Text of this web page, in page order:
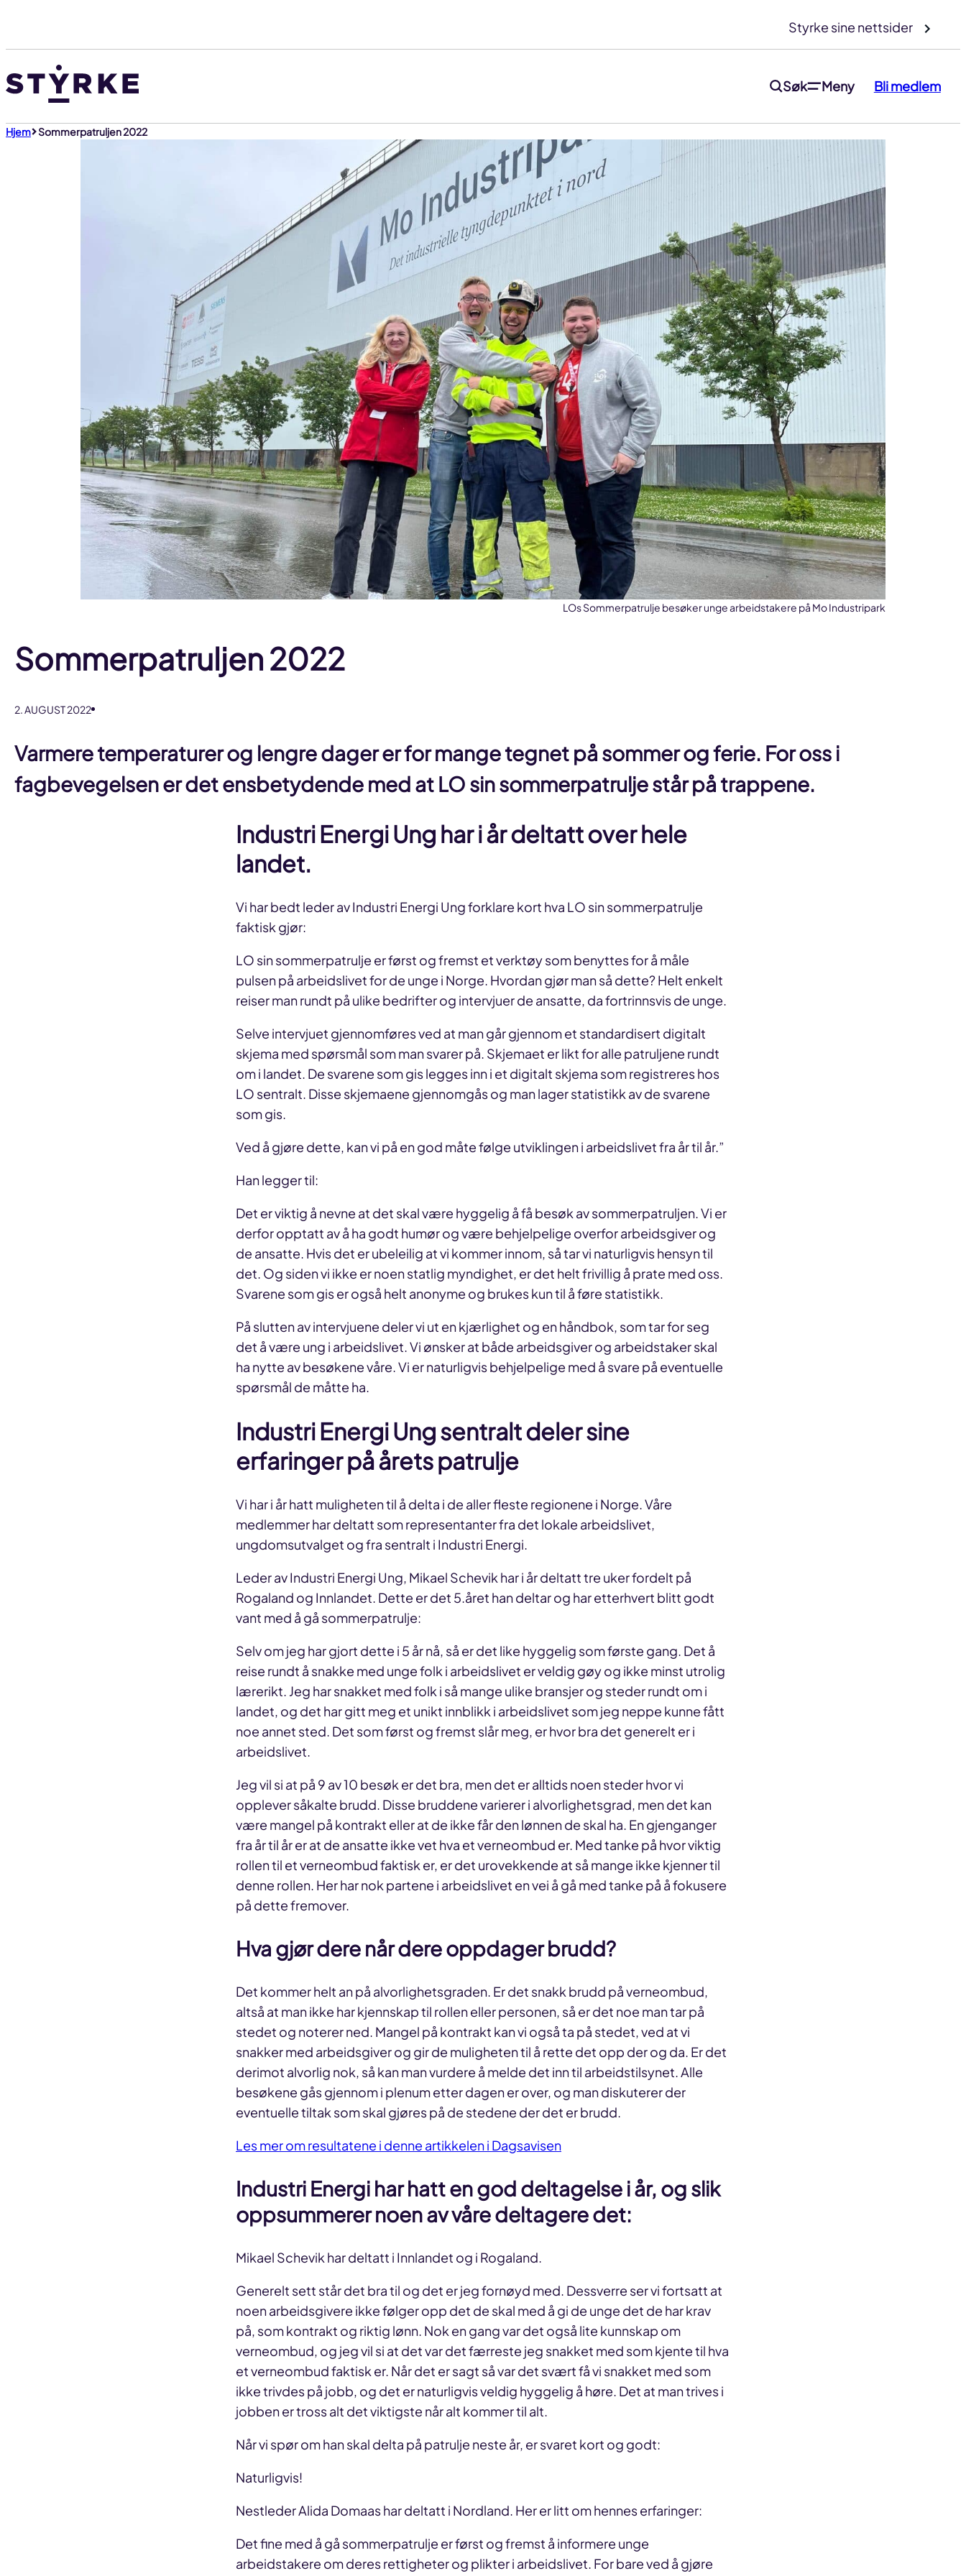
innhold
Styrke sine nettsider
Søk Meny Bli medlem
Hjem Sommerpatruljen 2022
LOs Sommerpatrulje besøker unge arbeidstakere på Mo Industripark
Sommerpatruljen 2022
2. AUGUST 2022
Varmere temperaturer og lengre dager er for mange tegnet på sommer og ferie. For oss i
fagbevegelsen er det ensbetydende med at LO sin sommerpatrulje står på trappene.
Industri Energi Ung har i år deltatt over hele
landet.
Vi har bedt leder av Industri Energi Ung forklare kort hva LO sin sommerpatrulje
faktisk gjør:
LO sin sommerpatrulje er først og fremst et verktøy som benyttes for å måle
pulsen på arbeidslivet for de unge i Norge. Hvordan gjør man så dette? Helt enkelt
reiser man rundt på ulike bedrifter og intervjuer de ansatte, da fortrinnsvis de unge.
Selve intervjuet gjennomføres ved at man går gjennom et standardisert digitalt
skjema med spørsmål som man svarer på. Skjemaet er likt for alle patruljene rundt
om i landet. De svarene som gis legges inn i et digitalt skjema som registreres hos
LO sentralt. Disse skjemaene gjennomgås og man lager statistikk av de svarene
som gis.
Ved å gjøre dette, kan vi på en god måte følge utviklingen i arbeidslivet fra år til år.”
Han legger til:
Det er viktig å nevne at det skal være hyggelig å få besøk av sommerpatruljen. Vi er
derfor opptatt av å ha godt humør og være behjelpelige overfor arbeidsgiver og
de ansatte. Hvis det er ubeleilig at vi kommer innom, så tar vi naturligvis hensyn til
det. Og siden vi ikke er noen statlig myndighet, er det helt frivillig å prate med oss.
Svarene som gis er også helt anonyme og brukes kun til å føre statistikk.
På slutten av intervjuene deler vi ut en kjærlighet og en håndbok, som tar for seg
det å være ung i arbeidslivet. Vi ønsker at både arbeidsgiver og arbeidstaker skal
ha nytte av besøkene våre. Vi er naturligvis behjelpelige med å svare på eventuelle
spørsmål de måtte ha.
Industri Energi Ung sentralt deler sine
erfaringer på årets patrulje
Vi har i år hatt muligheten til å delta i de aller fleste regionene i Norge. Våre
medlemmer har deltatt som representanter fra det lokale arbeidslivet,
ungdomsutvalget og fra sentralt i Industri Energi.
Leder av Industri Energi Ung, Mikael Schevik har i år deltatt tre uker fordelt på
Rogaland og Innlandet. Dette er det 5.året han deltar og har etterhvert blitt godt
vant med å gå sommerpatrulje:
Selv om jeg har gjort dette i 5 år nå, så er det like hyggelig som første gang. Det å
reise rundt å snakke med unge folk i arbeidslivet er veldig gøy og ikke minst utrolig
lærerikt. Jeg har snakket med folk i så mange ulike bransjer og steder rundt om i
landet, og det har gitt meg et unikt innblikk i arbeidslivet som jeg neppe kunne fått
noe annet sted. Det som først og fremst slår meg, er hvor bra det generelt er i
arbeidslivet.
Jeg vil si at på 9 av 10 besøk er det bra, men det er alltids noen steder hvor vi
opplever såkalte brudd. Disse bruddene varierer i alvorlighetsgrad, men det kan
være mangel på kontrakt eller at de ikke får den lønnen de skal ha. En gjenganger
fra år til år er at de ansatte ikke vet hva et verneombud er. Med tanke på hvor viktig
rollen til et verneombud faktisk er, er det urovekkende at så mange ikke kjenner til
denne rollen. Her har nok partene i arbeidslivet en vei å gå med tanke på å fokusere
på dette fremover.
Hva gjør dere når dere oppdager brudd?
Det kommer helt an på alvorlighetsgraden. Er det snakk brudd på verneombud,
altså at man ikke har kjennskap til rollen eller personen, så er det noe man tar på
stedet og noterer ned. Mangel på kontrakt kan vi også ta på stedet, ved at vi
snakker med arbeidsgiver og gir de muligheten til å rette det opp der og da. Er det
derimot alvorlig nok, så kan man vurdere å melde det inn til arbeidstilsynet. Alle
besøkene gås gjennom i plenum etter dagen er over, og man diskuterer der
eventuelle tiltak som skal gjøres på de stedene der det er brudd.
Les mer om resultatene i denne artikkelen i Dagsavisen
Industri Energi har hatt en god deltagelse i år, og slik
oppsummerer noen av våre deltagere det:
Mikael Schevik har deltatt i Innlandet og i Rogaland.
Generelt sett står det bra til og det er jeg fornøyd med. Dessverre ser vi fortsatt at
noen arbeidsgivere ikke følger opp det de skal med å gi de unge det de har krav
på, som kontrakt og riktig lønn. Nok en gang var det også lite kunnskap om
verneombud, og jeg vil si at det var det færreste jeg snakket med som kjente til hva
et verneombud faktisk er. Når det er sagt så var det svært få vi snakket med som
ikke trivdes på jobb, og det er naturligvis veldig hyggelig å høre. Det at man trives i
jobben er tross alt det viktigste når alt kommer til alt.
Når vi spør om han skal delta på patrulje neste år, er svaret kort og godt:
Naturligvis!
Nestleder Alida Domaas har deltatt i Nordland. Her er litt om hennes erfaringer:
Det fine med å gå sommerpatrulje er først og fremst å informere unge
arbeidstakere om deres rettigheter og plikter i arbeidslivet. For bare ved å gjøre